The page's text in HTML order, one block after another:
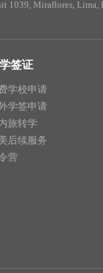
1039, Miraflores,
签证
学校申请
学签申请
旅转学
后续服务
营